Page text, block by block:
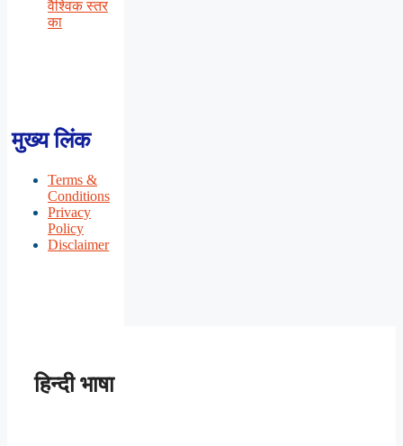
वैश्विक स्तर
का
मुख्य लिंक
Terms &
Conditions
Privacy
Policy
Disclaimer
हिन्दी भाषा